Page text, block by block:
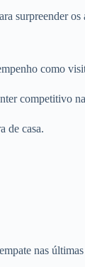
surpreender os
como
competitivo
de casa.
nas últimas